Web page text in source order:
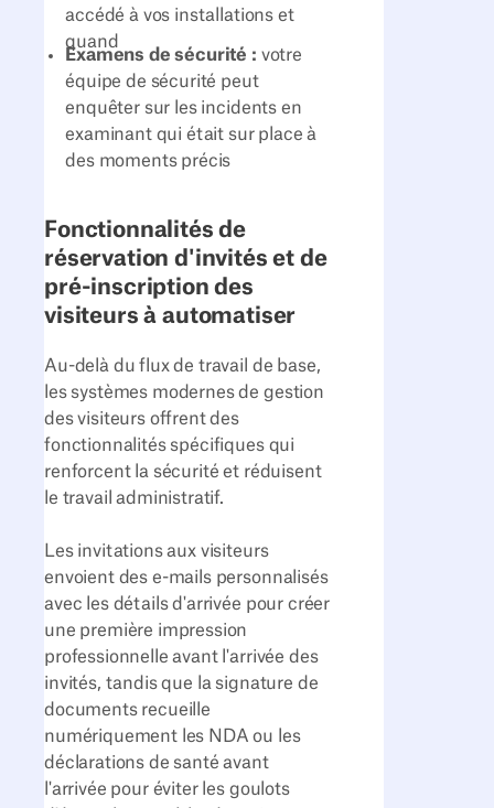
accédé à vos installations et
quand
Examens de sécurité : votre
équipe de sécurité peut
enquêter sur les incidents en
examinant qui était sur place à
des moments précis
Fonctionnalités de
réservation d'invités et de
pré-inscription des
visiteurs à automatiser
Au-delà du flux de travail de base,
les systèmes modernes de gestion
des visiteurs offrent des
fonctionnalités spécifiques qui
renforcent la sécurité et réduisent
le travail administratif.
Les invitations aux visiteurs
envoient des e-mails personnalisés
avec les détails d'arrivée pour créer
une première impression
professionnelle avant l'arrivée des
invités, tandis que la signature de
documents recueille
numériquement les NDA ou les
déclarations de santé avant
l'arrivée pour éviter les goulots